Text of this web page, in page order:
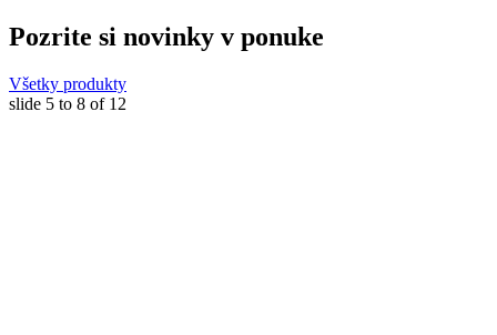
Pozrite si novinky v ponuke
Všetky produkty
slide 5 to 8 of 12